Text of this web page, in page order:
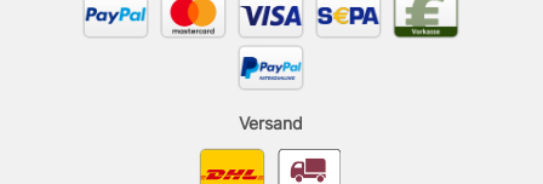
Versand